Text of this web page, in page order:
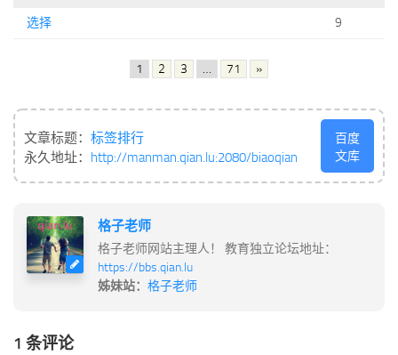
选择 9
1 2 3 … 71 »
文章标题： 标签排行
永久地址： http://manman.qian.lu:2080/biaoqian
百度
文库
格子老师
格子老师网站主理人！ 教育独立论坛地址：
https://bbs.qian.lu
姊妹站： 格子老师
1 条评论